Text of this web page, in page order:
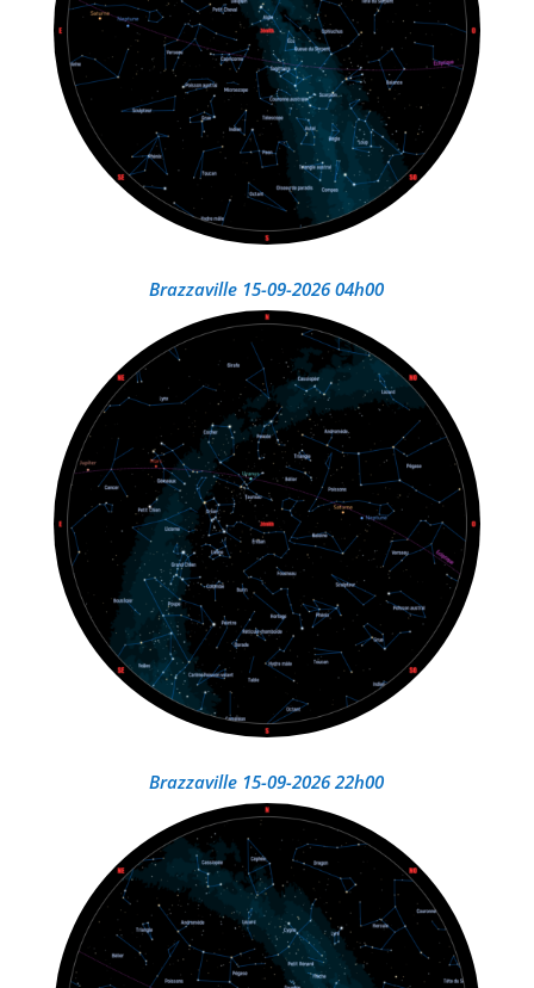
Brazzaville 15-09-2026 04h00
Brazzaville 15-09-2026 22h00